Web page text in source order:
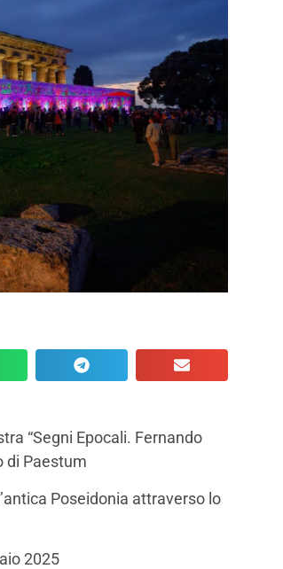
“Segni Epocali. Fernando
di Paestum
Poseidonia attraverso lo
2025